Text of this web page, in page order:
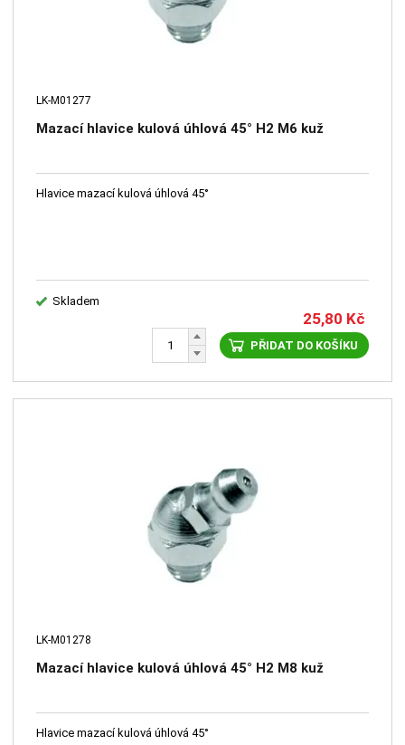
LK-M01277
Mazací hlavice kulová úhlová 45° H2 M6 kuž
Hlavice mazací kulová úhlová 45°
Skladem
25,80 Kč
PŘIDAT DO KOŠÍKU
LK-M01278
Mazací hlavice kulová úhlová 45° H2 M8 kuž
Hlavice mazací kulová úhlová 45°